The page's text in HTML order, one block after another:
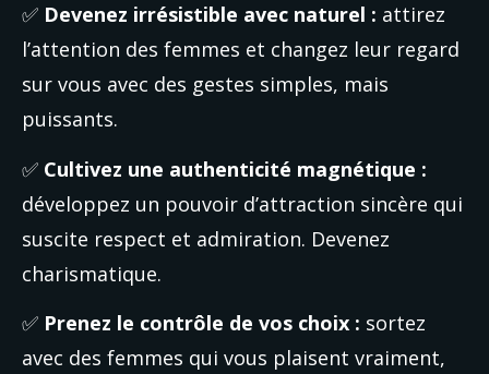
✅ Devenez irrésistible avec naturel : attirez
l’attention des femmes et changez leur regard
sur vous avec des gestes simples, mais
puissants.
✅ Cultivez une authenticité magnétique :
développez un pouvoir d’attraction sincère qui
suscite respect et admiration. Devenez
charismatique.
✅ Prenez le contrôle de vos choix : sortez
avec des femmes qui vous plaisent vraiment,